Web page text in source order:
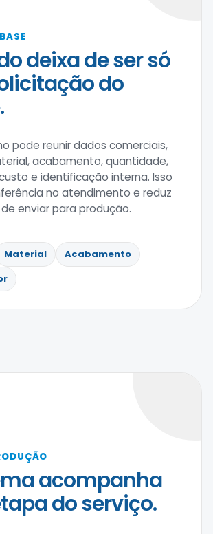
deixa de ser só
do
pode reunir dados comerciais,
acabamento, quantidade,
e identificação interna. Isso
no atendimento e reduz
enviar para produção.
Material
Acabamento
acompanha
do serviço.